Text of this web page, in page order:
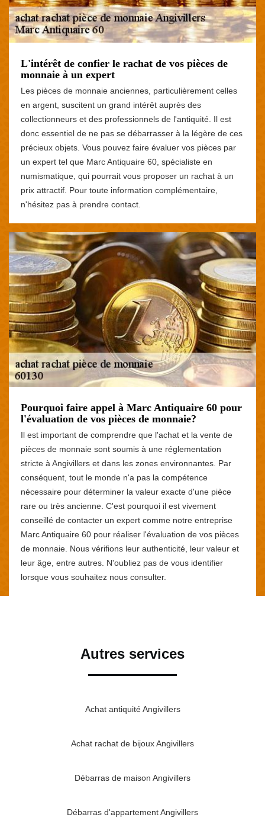
L'intérêt de confier le rachat de vos pièces de
monnaie à un expert
Les pièces de monnaie anciennes, particulièrement celles
en argent, suscitent un grand intérêt auprès des
collectionneurs et des professionnels de l'antiquité. Il est
donc essentiel de ne pas se débarrasser à la légère de ces
précieux objets. Vous pouvez faire évaluer vos pièces par
un expert tel que Marc Antiquaire 60, spécialiste en
numismatique, qui pourrait vous proposer un rachat à un
prix attractif. Pour toute information complémentaire,
n'hésitez pas à prendre contact.
Pourquoi faire appel à Marc Antiquaire 60 pour
l'évaluation de vos pièces de monnaie?
Il est important de comprendre que l'achat et la vente de
pièces de monnaie sont soumis à une réglementation
stricte à Angivillers et dans les zones environnantes. Par
conséquent, tout le monde n'a pas la compétence
nécessaire pour déterminer la valeur exacte d'une pièce
rare ou très ancienne. C'est pourquoi il est vivement
conseillé de contacter un expert comme notre entreprise
Marc Antiquaire 60 pour réaliser l'évaluation de vos pièces
de monnaie. Nous vérifions leur authenticité, leur valeur et
leur âge, entre autres. N'oubliez pas de vous identifier
lorsque vous souhaitez nous consulter.
Autres services
Achat antiquité Angivillers
Achat rachat de bijoux Angivillers
Débarras de maison Angivillers
Débarras d'appartement Angivillers